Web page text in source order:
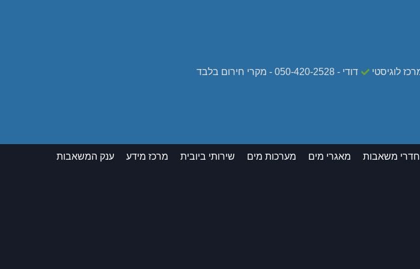
דודי - 050-420-2528 - מקרי חירום בלבד
חדרי משאבות מאגרי מים מערכות מים שירותי ביובית מרכז מידע ענק המשאבות